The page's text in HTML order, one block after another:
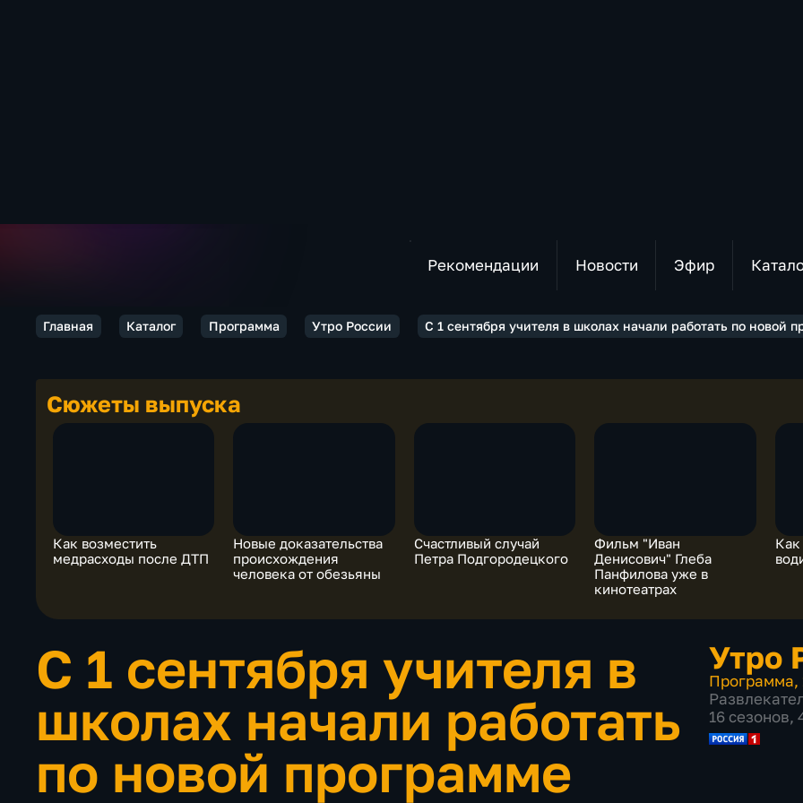
Рекомендации Новости Эфир
Главная Каталог Программа Утро России С 1 сентября учителя в школах начали работать по новой
Сюжеты выпуска
Как возместить
медрасходы после ДТП
Новые доказательства
происхождения
человека от обезьяны
Счастливый случай
Петра Подгородецкого
Фильм "Иван
Денисович" Глеба
Панфилова уже в
кинотеатрах
Как
С 1 сентября учителя в
школах начали работать
по новой программе
Утро
Программа,
16 сезонов,